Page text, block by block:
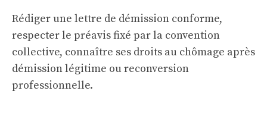
Rédiger une lettre de démission conforme,
respecter le préavis fixé par la convention
collective, connaître ses droits au chômage après
démission légitime ou reconversion
professionnelle.